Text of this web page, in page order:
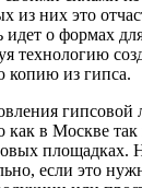
из них это
идет о формах
технологию
копию из гипса.
гипсовой
в Москве так
площадках.
если это